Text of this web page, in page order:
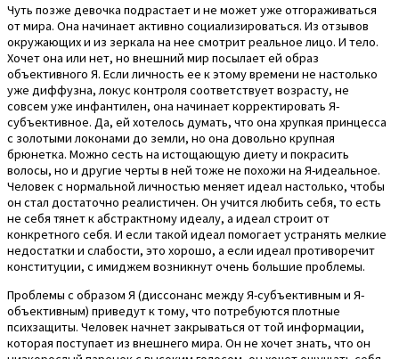
Чуть позже девочка подрастает и не может уже отгораживаться
от мира. Она начинает активно социализироваться. Из отзывов
окружающих и из зеркала на нее смотрит реальное лицо. И тело.
Хочет она или нет, но внешний мир посылает ей образ
объективного Я. Если личность ее к этому времени не настолько
уже диффузна, локус контроля соответствует возрасту, не
совсем уже инфантилен, она начинает корректировать Я-
субъективное. Да, ей хотелось думать, что она хрупкая принцесса
с золотыми локонами до земли, но она довольно крупная
брюнетка. Можно сесть на истощающую диету и покрасить
волосы, но и другие черты в ней тоже не похожи на Я-идеальное.
Человек с нормальной личностью меняет идеал настолько, чтобы
он стал достаточно реалистичен. Он учится любить себя, то есть
не себя тянет к абстрактному идеалу, а идеал строит от
конкретного себя. И если такой идеал помогает устранять мелкие
недостатки и слабости, это хорошо, а если идеал противоречит
конституции, с имиджем возникнут очень большие проблемы.
Проблемы с образом Я (диссонанс между Я-субъективным и Я-
объективным) приведут к тому, что потребуются плотные
психзащиты. Человек начнет закрываться от той информации,
которая поступает из внешнего мира. Он не хочет знать, что он